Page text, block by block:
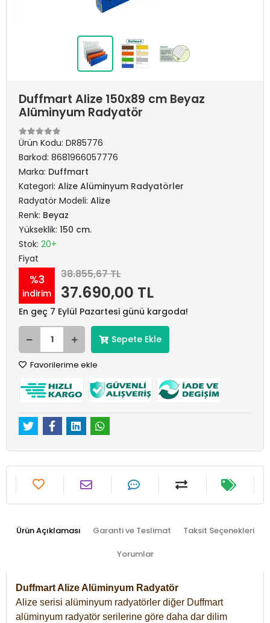
Duffmart Alize 150x89 cm Beyaz
Alüminyum Radyatör
Ürün Kodu: DR85776
Barkod: 8681966057776
Marka: Duffmart
Kategori: Alize Alüminyum Radyatörler
Radyatör Modeli: Alize
Renk: Beyaz
Yükseklik: 150 cm.
Stok: 20+
Fiyat
%3
indirim
38.855,67 TL
37.690,00 TL
En geç 7 Eylül Pazartesi günü kargoda!
Sepete Ekle
Favorilerime ekle
Ürün Açıklaması Garanti ve Teslimat Taksit Seçenekleri
Yorumlar
Duffmart Alize Alüminyum Radyatör
Alize serisi alüminyum radyatörler diğer Duffmart
alüminyum radyatör serilerine göre daha dar dilim